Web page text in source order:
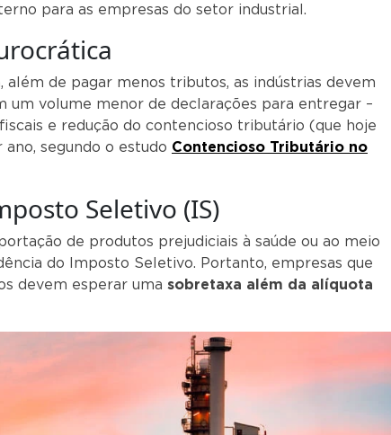
para as empresas do setor industrial.
de pagar menos tributos, as indústrias devem
um volume menor de declarações para entregar –
e redução do contencioso tributário (que hoje
segundo o estudo Contencioso Tributário no
Seletivo (IS)
de produtos prejudiciais à saúde ou ao meio
do Imposto Seletivo. Portanto, empresas que
devem esperar uma sobretaxa além da alíquota